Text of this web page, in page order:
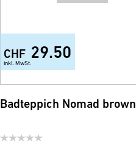
+1
CHF 29.50
inkl. MwSt.
Badteppich Nomad brown